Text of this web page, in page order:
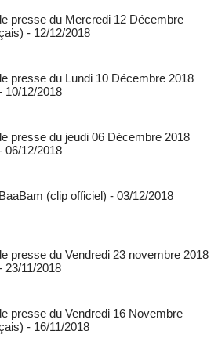
presse du Mercredi 12 Décembre
- 12/12/2018
presse du Lundi 10 Décembre 2018
10/12/2018
presse du jeudi 06 Décembre 2018
06/12/2018
(clip officiel) - 03/12/2018
presse du Vendredi 23 novembre 2018
23/11/2018
presse du Vendredi 16 Novembre
- 16/11/2018